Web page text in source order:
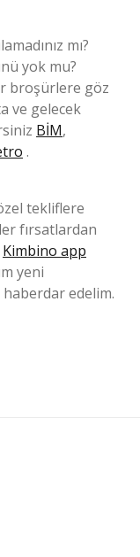
mı?
yok mu?
broşürlere göz
ve gelecek
BİM,
.
tekliflere
fırsatlardan
Kimbino app
yeni
edelim.